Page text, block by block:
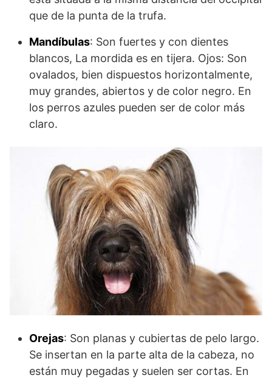
que de la punta de la trufa.
Mandíbulas: Son fuertes y con dientes
blancos, La mordida es en tijera. Ojos: Son
ovalados, bien dispuestos horizontalmente,
muy grandes, abiertos y de color negro. En
los perros azules pueden ser de color más
claro.
Orejas: Son planas y cubiertas de pelo largo.
Se insertan en la parte alta de la cabeza, no
están muy pegadas y suelen ser cortas. En